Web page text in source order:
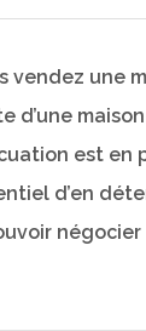
vendez une
d’une
est en
d’en
négocier